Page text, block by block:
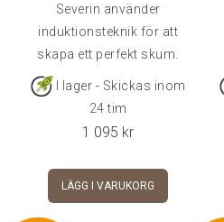
Severin använder
induktionsteknik för att
skapa ett perfekt skum.
Den löstagbara rostfria
Denna modell erbjuder
möjlighet att skumma
I lager - Skickas inom
24 tim
1 095 kr
LÄGG I VARUKORG